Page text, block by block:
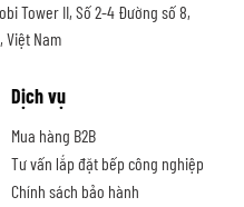
Tower II, Số 2-4 Đường số 8,
Việt Nam
Dịch vụ
Mua hàng B2B
Tư vấn lắp đặt bếp công nghiệp
Chính sách bảo hành